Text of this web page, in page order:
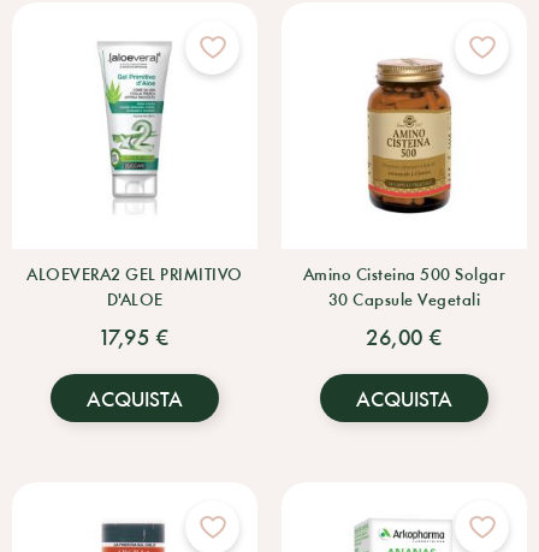
ALOEVERA2 GEL PRIMITIVO
D'ALOE
17,95 €
ACQUISTA
Amino Cisteina 500 Solgar
30 Capsule Vegetali
26,00 €
ACQUISTA